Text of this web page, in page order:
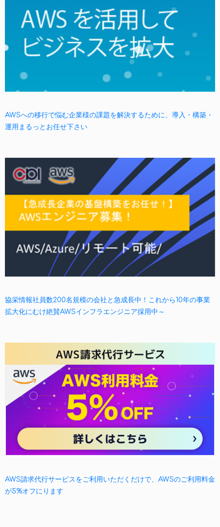
AWSへの移行で悩む企業様の課題を解決するために、導入・構築・
運用まるっとお任せ下さい
協栄情報社員数200名規模の会社と急成長中！これから10年の事業
拡大化にむけ絶賛AWSインフラエンジニア採用中～
AWS請求代行サービスをご利用いただくだけで、AWSのご利用料金
が5%オフにります